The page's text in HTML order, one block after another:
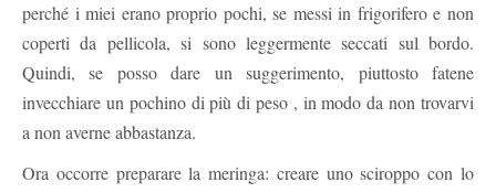
perché i miei erano proprio pochi, se messi in frigorifero e non
coperti da pellicola, si sono leggermente seccati sul bordo.
Quindi, se posso dare un suggerimento, piuttosto fatene
invecchiare un pochino di più di peso , in modo da non trovarvi
a non averne abbastanza.
Ora occorre preparare la meringa: creare uno sciroppo con lo